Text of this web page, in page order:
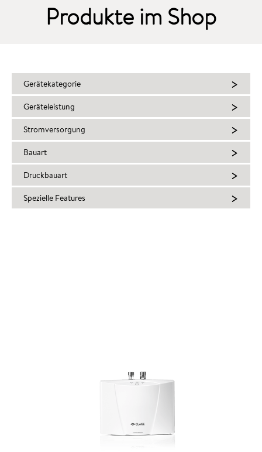
Produkte im Shop
Gerätekategorie >
Geräteleistung >
Stromversorgung >
Bauart >
Druckbauart >
Spezielle Features >